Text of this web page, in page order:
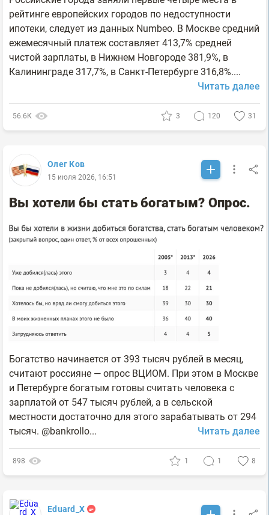
рейтинге европейских городов по недоступности
ипотеки, следует из данных Numbeo. В Москве средний
ежемесячный платеж составляет 413,7% средней
чистой зарплаты, в Нижнем Новгороде 381,9%, в
Калининграде 317,7%, в Санкт-Петербурге 316,8%....
Читать далее
56.6К 3 120 31
Олег Ков
15 июля 2026, 16:51
Вы хотели бы стать богатым? Опрос.
Богатство начинается от 393 тысяч рублей в месяц,
считают россияне — опрос ВЦИОМ. При этом в Москве
и Петербурге богатым готовы считать человека с
зарплатой от 547 тысяч рублей, а в сельской
местности достаточно для этого зарабатывать от 294
тысяч. @bankrollo...
Читать далее
898 1 1 8
Eduard_X